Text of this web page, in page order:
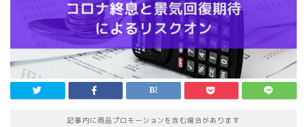
記事内に商品プロモーションを含む場合があります